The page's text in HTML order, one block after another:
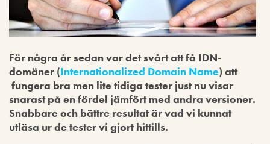
För några år sedan var det svårt att få IDN-
domäner (Internationalized Domain Name) att
fungera bra men lite tidiga tester just nu visar
snarast på en fördel jämfört med andra versioner.
Snabbare och bättre resultat är vad vi kunnat
utläsa ur de tester vi gjort hittills.